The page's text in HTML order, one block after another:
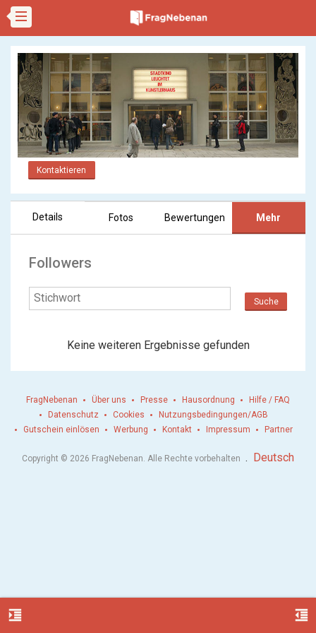
Kontaktieren
Details Fotos Bewertungen Mehr
Followers
Suche
Keine weiteren Ergebnisse gefunden
format_indent_increase format_indent_decrease
FragNebenan Über uns Presse Hausordnung
Hilfe / FAQ
Datenschutz
Cookies
Nutzungsbedingungen/AGB
Gutschein einlösen
Werbung Kontakt Impressum Partner
Copyright © 2026 FragNebenan. Alle Rechte vorbehalten . Deutsch